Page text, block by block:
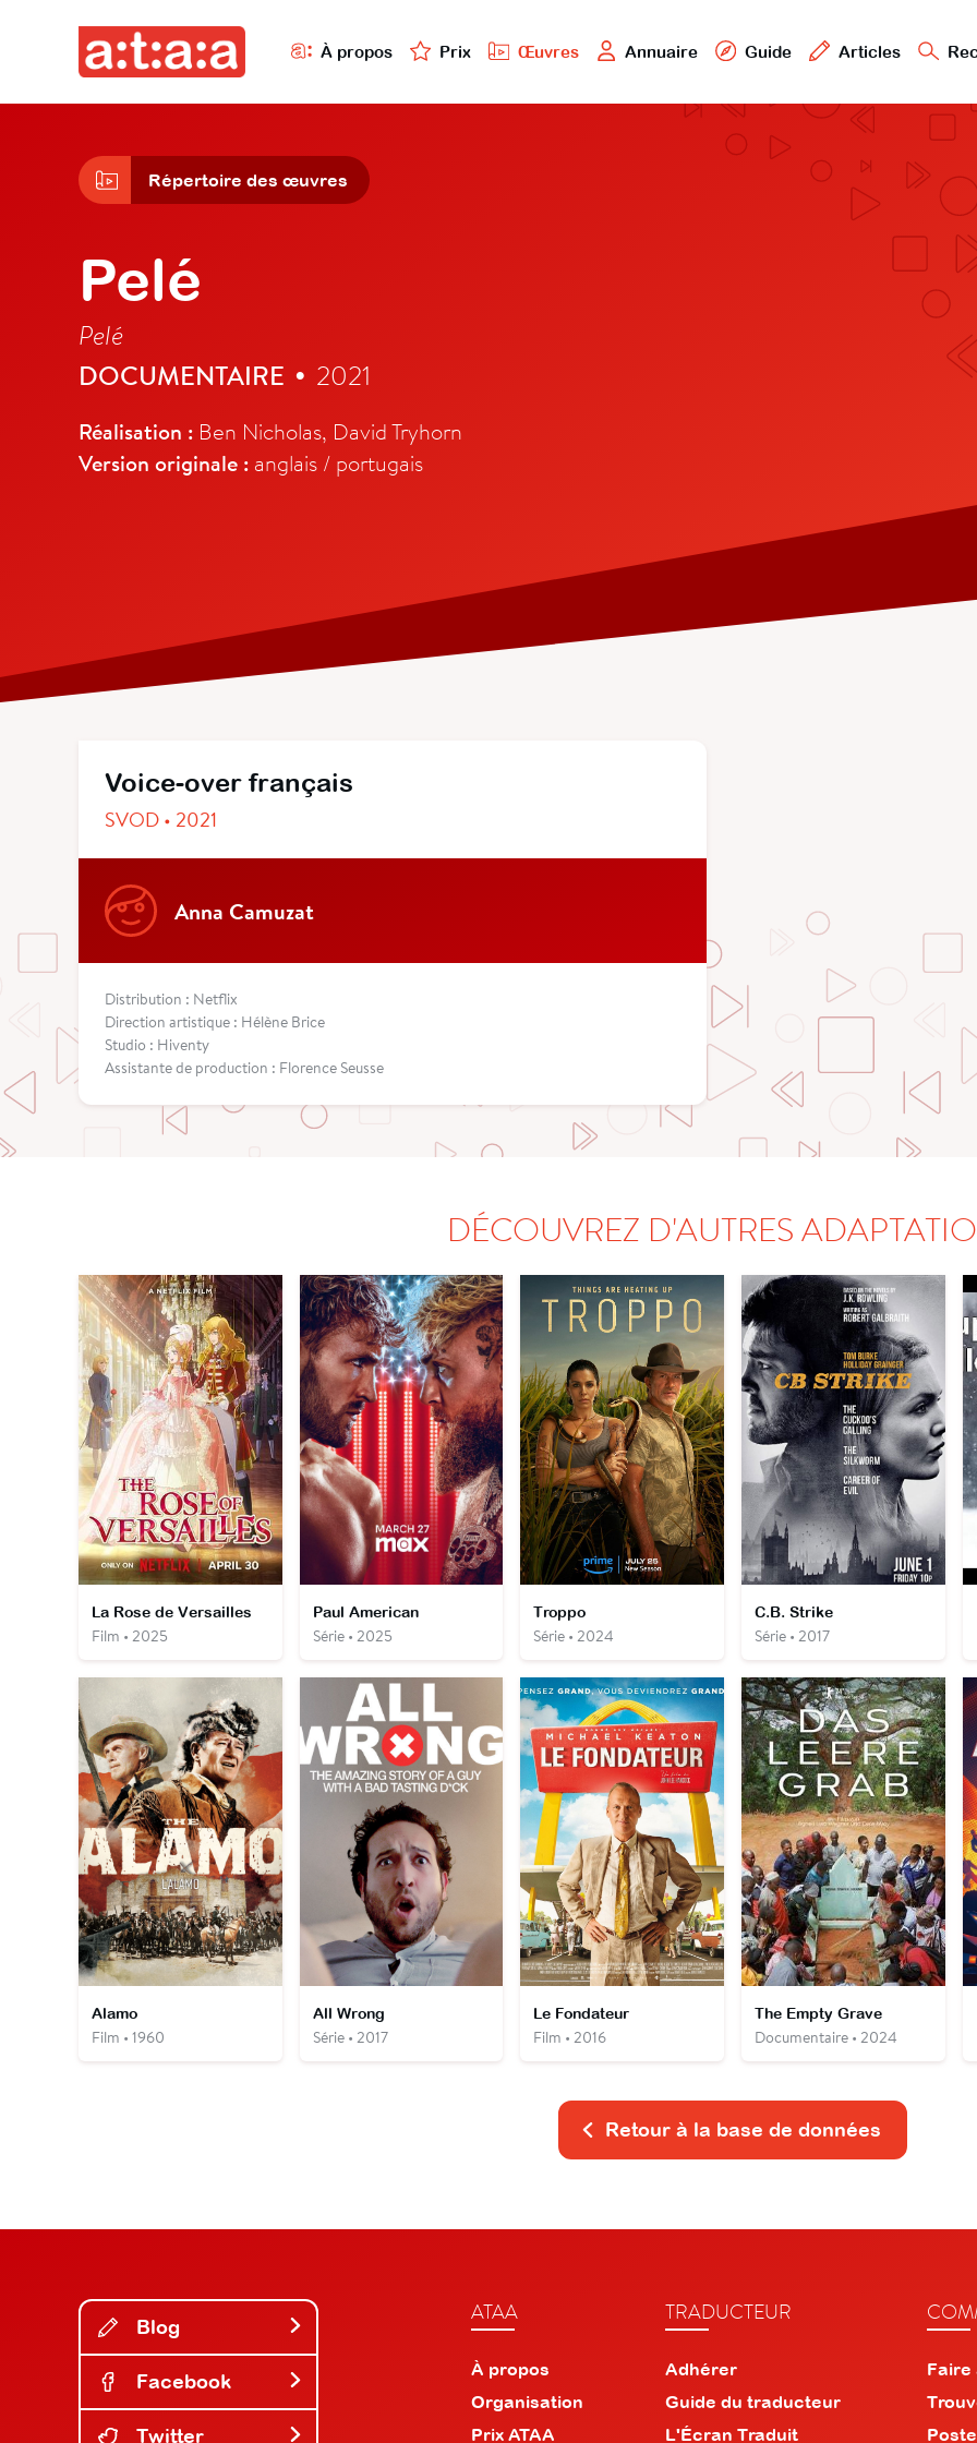
À propos Prix Œuvres Annuaire Guide Articles
Répertoire des œuvres
Pelé
Pelé
DOCUMENTAIRE • 2021
Réalisation : Ben Nicholas, David Tryhorn
Version originale : anglais / portugais
Voice-over français
SVOD • 2021
Anna Camuzat
Distribution : Netflix
Direction artistique : Hélène Brice
Studio : Hiventy
Assistante de production : Florence Seusse
DÉCOUVREZ D'AUTRES
La Rose de Versailles
Film • 2025
Paul American
Série • 2025
Troppo
Série • 2024
C.B. Strike
Série • 2017
Alamo
Film • 1960
All Wrong
Série • 2017
Le Fondateur
Film • 2016
The Empty Grave
Documentaire • 2024
Retour à la base de données
Blog
Facebook
Twitter
ATAA
À propos
Organisation
Prix ATAA
TRADUCTEUR
Adhérer
Guide du traducteur
L'Écran Traduit